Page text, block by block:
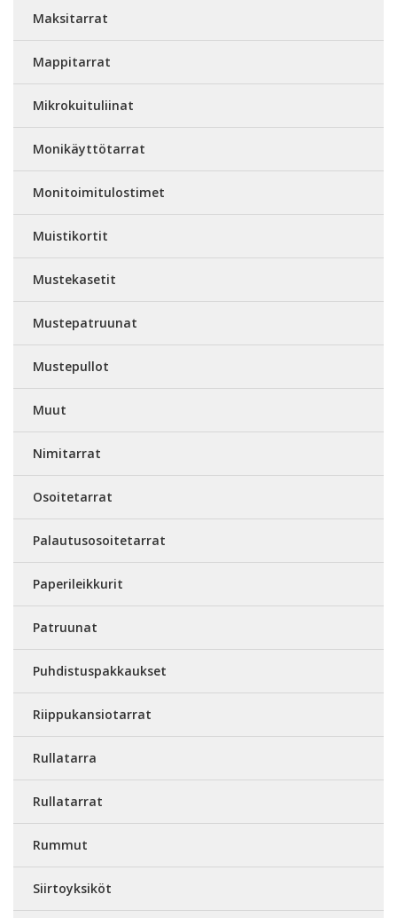
Maksitarrat
Mappitarrat
Mikrokuituliinat
Monikäyttötarrat
Monitoimitulostimet
Muistikortit
Mustekasetit
Mustepatruunat
Mustepullot
Muut
Nimitarrat
Osoitetarrat
Palautusosoitetarrat
Paperileikkurit
Patruunat
Puhdistuspakkaukset
Riippukansiotarrat
Rullatarra
Rullatarrat
Rummut
Siirtoyksiköt